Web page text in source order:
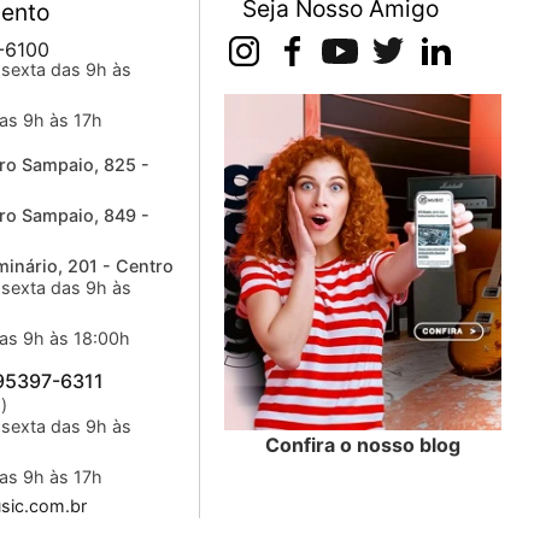
das 9h às
9h às 17h
Sampaio, 825 -
Sampaio, 849 -
201 - Centro
das 9h às
9h às 18:00h
6311
das 9h às
9h às 17h
Seja Nosso Amigo
Confira o nosso blog